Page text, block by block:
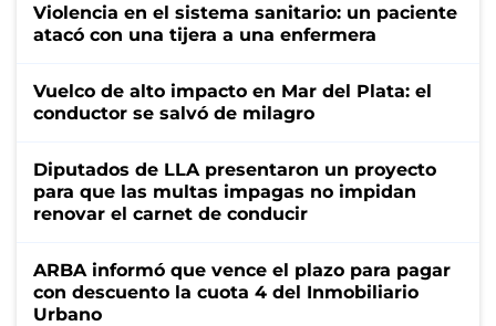
Violencia en el sistema sanitario: un paciente
atacó con una tijera a una enfermera
Vuelco de alto impacto en Mar del Plata: el
conductor se salvó de milagro
Diputados de LLA presentaron un proyecto
para que las multas impagas no impidan
renovar el carnet de conducir
ARBA informó que vence el plazo para pagar
con descuento la cuota 4 del Inmobiliario
Urbano